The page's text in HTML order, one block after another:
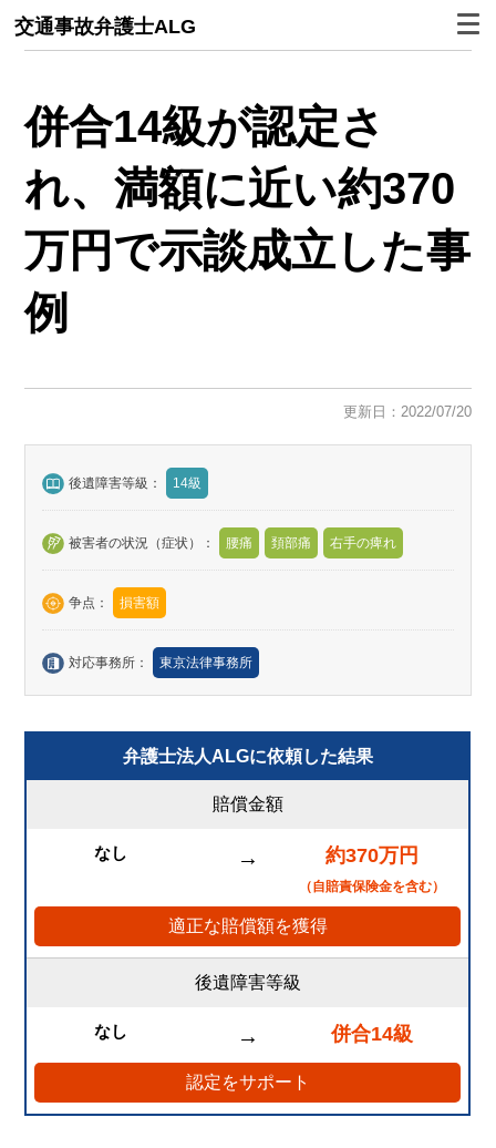
交通事故弁護士ALG
併合14級が認定さ
れ、満額に近い約370
万円で示談成立した事
例
更新日：2022/07/20
後遺障害等級： 14級
被害者の状況（症状）： 腰痛 頚部痛 右手の痺れ
争点： 損害額
対応事務所： 東京法律事務所
弁護士法人ALGに依頼した結果
賠償金額
なし → 約370万円
（自賠責保険金を含む）
適正な賠償額を獲得
後遺障害等級
なし → 併合14級
認定をサポート